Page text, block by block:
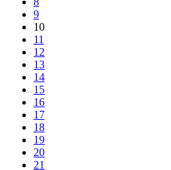
9
10
11
12
13
14
15
16
17
18
19
20
21